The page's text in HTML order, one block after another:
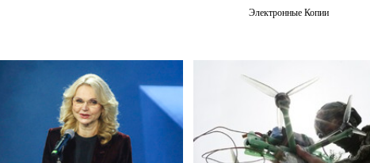
Электронные Копии